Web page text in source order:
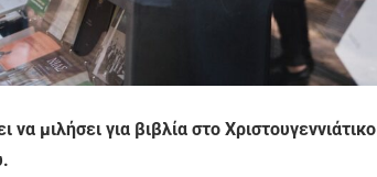
μιλήσει για βιβλία στο Χριστουγεννιάτικο